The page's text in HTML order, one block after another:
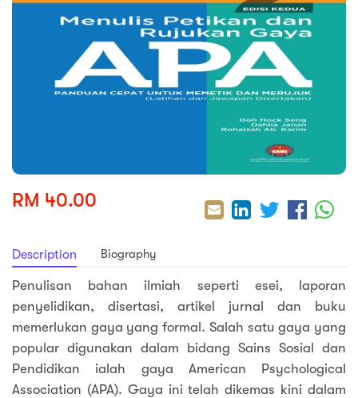
& Spirituality
RM 40.00
Description Biography
Penulisan bahan ilmiah seperti esei, laporan
penyelidikan, disertasi, artikel jurnal dan buku
memerlukan gaya yang formal. Salah satu gaya yang
popular digunakan dalam bidang Sains Sosial dan
Pendidikan ialah gaya American Psychological
Association (APA). Gaya ini telah dikemas kini dalam